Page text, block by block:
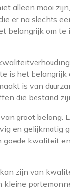
alleen mooi
er na slechts
belangrijk om
is het
is van
die bestand
groot belang.
en gelijkmatig
kwaliteit
zijn van
kleine